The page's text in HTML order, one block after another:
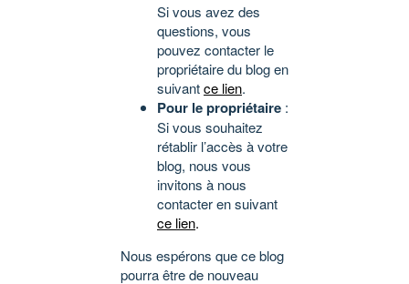
Si vous avez des
questions, vous
pouvez contacter le
propriétaire du blog en
suivantce lien.
Pour le propriétaire :
Si vous souhaitez
rétablir l’accès à votre
blog, nous vous
invitons à nous
contacter en suivant
ce lien.
Nous espérons que ce blog
pourra être de nouveau